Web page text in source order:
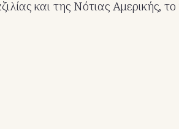
και της Νότιας Αμερικής, το